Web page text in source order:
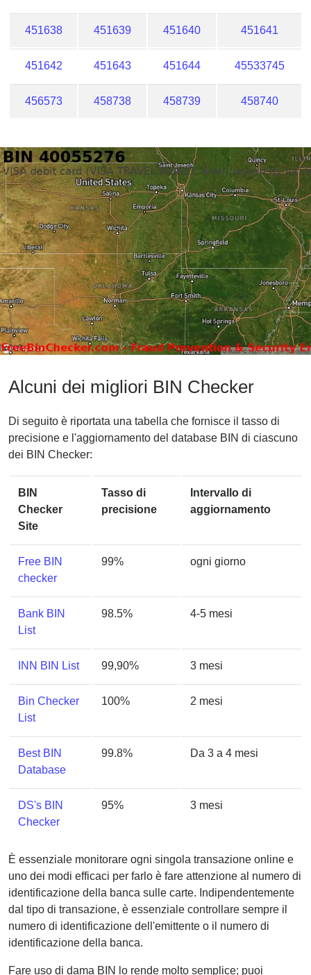
451638 451639 451640 451641
451642 451643 451644 45533745
456573 458738 458739 458740
Alcuni dei migliori BIN Checker
Di seguito è riportata una tabella che fornisce il tasso di
precisione e l'aggiornamento del database BIN di ciascuno
dei BIN Checker:
BIN
Checker
Site
Tasso di
precisione
Intervallo di
aggiornamento
Free BIN
checker
99% ogni giorno
Bank BIN
List
98.5% 4-5 mesi
INN BIN List 99,90% 3 mesi
Bin Checker
List
100% 2 mesi
Best BIN
Database
99.8% Da 3 a 4 mesi
DS's BIN
Checker
95% 3 mesi
È essenziale monitorare ogni singola transazione online e
uno dei modi efficaci per farlo è fare attenzione al numero di
identificazione della banca sulle carte. Indipendentemente
dal tipo di transazione, è essenziale controllare sempre il
numero di identificazione dell'emittente o il numero di
identificazione della banca.
Fare uso di dama BIN lo rende molto semplice; puoi